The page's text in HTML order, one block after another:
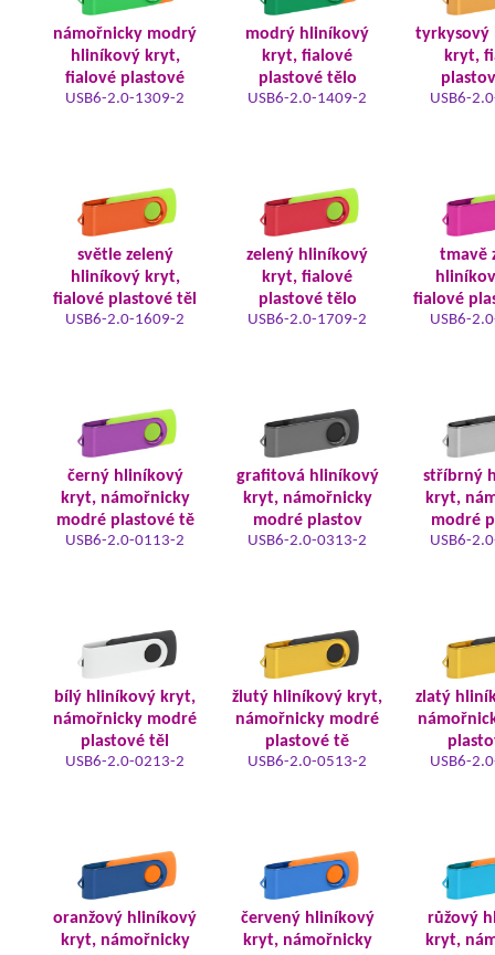
námořnicky modrý
hliníkový kryt,
fialové plastové
USB6-2.0-1309-2
modrý hliníkový
kryt, fialové
plastové tělo
USB6-2.0-1409-2
tyrkysový
kryt,
USB6-
světle zelený
hliníkový kryt,
fialové plastové těl
USB6-2.0-1609-2
zelený hliníkový
kryt, fialové
plastové tělo
USB6-2.0-1709-2
tmavě
fialové
USB6-
černý hliníkový
kryt, námořnicky
modré plastové tě
USB6-2.0-0113-2
grafitová hliníkový
kryt, námořnicky
modré plastov
USB6-2.0-0313-2
stříbrný
kryt,
modré
USB6-
bílý hliníkový kryt,
námořnicky modré
plastové těl
USB6-2.0-0213-2
žlutý hliníkový kryt,
námořnicky modré
plastové tě
USB6-2.0-0513-2
zlatý
USB6-
oranžový hliníkový
kryt, námořnicky
červený hliníkový
kryt, námořnicky
růžový
kryt,